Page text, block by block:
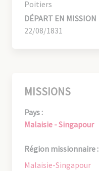
Poitiers
DÉPART EN MISSION
22/08/1831
MISSIONS
Pays :
Malaisie - Singapour
Région missionnaire :
Malaisie-Singapour